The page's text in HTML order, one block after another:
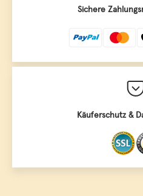
Sichere
Käuferschutz &